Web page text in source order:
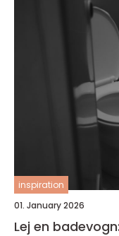
inspiration
01. January 2026
Lej en